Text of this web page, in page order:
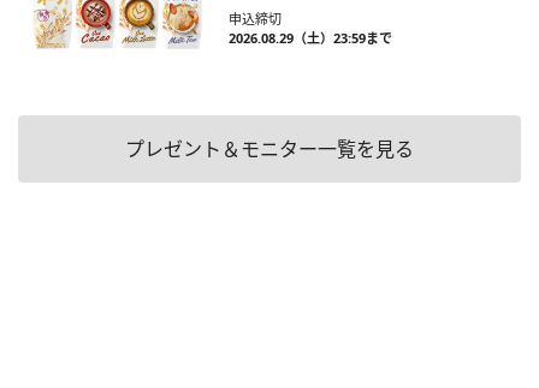
申込締切
2026.08.29（土）23:59まで
プレゼント＆モニター一覧を見る